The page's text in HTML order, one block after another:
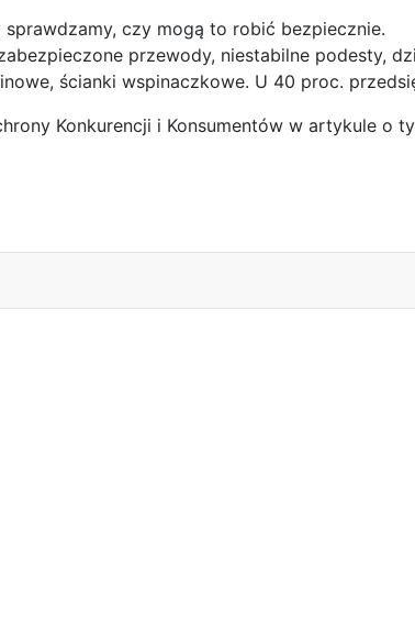
czy mogą to robić bezpiecznie.
przewody, niestabilne podesty,
ścianki wspinaczkowe. U 40 proc.
Konkurencji i Konsumentów w artykule o